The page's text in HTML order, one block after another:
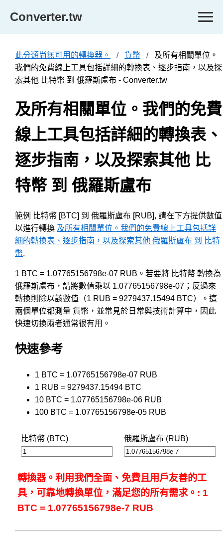
Converter.tw
此分類尚無可用的轉換器。 貨幣
及所有相關單位。
我們的免費線上工具包括詳細的轉換表、逐步指南，以及探
索其他 比特幣 到 俄羅斯盧布 - Converter.tw
及所有相關單位。我們的免費
線上工具包括詳細的轉換表、
逐步指南，以及探索其他 比
特幣 到 俄羅斯盧布
範例 比特幣 [BTC] 到 俄羅斯盧布 [RUB], 請在下方提供數值
以進行轉換 及所有相關單位。我們的免費線上工具包括詳
細的轉換表、逐步指南，以及探索其他 俄羅斯盧布 到 比特
幣.
1 BTC = 1.07765156798e-07 RUB。若要將 比特幣 轉換為
俄羅斯盧布，請將數值乘以 1.07765156798e-07；反過來
轉換則除以該數值（1 RUB = 9279437.15494 BTC）。這
兩個單位都測量 貨幣，並常見於日常與技術計算中，因此
快速切換兩者通常很有用。
快速參考
1 BTC = 1.07765156798e-07 RUB
1 RUB = 9279437.15494 BTC
10 BTC = 1.07765156798e-06 RUB
100 BTC = 1.07765156798e-05 RUB
比特幣 (BTC) 俄羅斯盧布 (RUB)
轉換器。利用我們全面、免費且用戶友善的工
具，可靠地轉換單位，滿足您的所有需求。: 1
BTC = 1.07765156798e-7 RUB